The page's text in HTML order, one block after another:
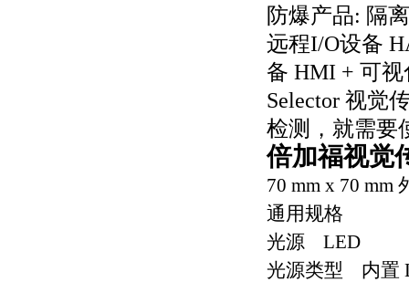
防爆产品: 隔
远程I/O设备
备 HMI + 可视
Selector 视觉
检测，就需要
倍加福视觉
70 mm x 70 mm
通用规格
光源 LED
光源类型 内置